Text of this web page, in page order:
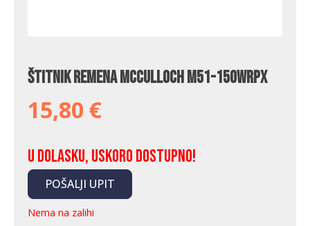
Štitnik remena McCulloch M51-150WRPX
15,80 €
U dolasku, uskoro dostupno!
POŠALJI UPIT
Nema na zalihi